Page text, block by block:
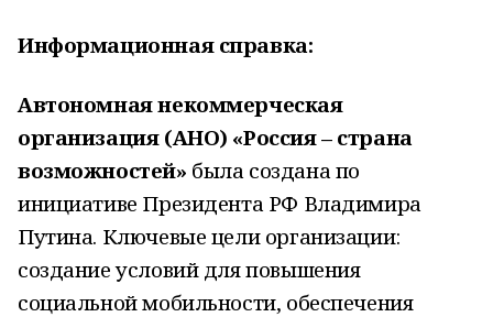
Информационная справка:
Автономная некоммерческая
организация (АНО) «Россия – страна
возможностей» была создана по
инициативе Президента РФ Владимира
Путина. Ключевые цели организации:
создание условий для повышения
социальной мобильности, обеспечения